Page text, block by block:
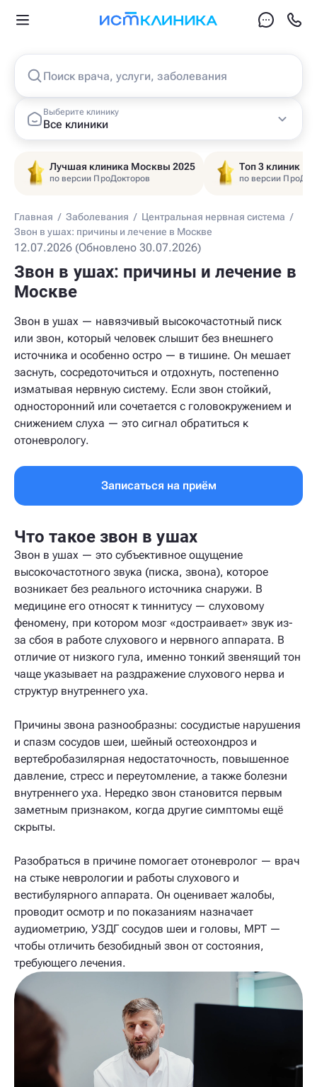
Поиск врача, услуги, заболевания
Выберите клинику
Все клиники
Лучшая клиника Москвы 2025
по версии ПроДокторов
Топ 3 клиник
по версии
Главная / Заболевания / Центральная нервная система /
Звон в ушах: причины и лечение в Москве
12.07.2026 (Обновлено 30.07.2026)
Звон в ушах: причины и лечение в
Москве
Звон в ушах — навязчивый высокочастотный писк
или звон, который человек слышит без внешнего
источника и особенно остро — в тишине. Он мешает
заснуть, сосредоточиться и отдохнуть, постепенно
изматывая нервную систему. Если звон стойкий,
односторонний или сочетается с головокружением и
снижением слуха — это сигнал обратиться к
отоневрологу.
Записаться на приём
Что такое звон в ушах
Звон в ушах — это субъективное ощущение
высокочастотного звука (писка, звона), которое
возникает без реального источника снаружи. В
медицине его относят к тиннитусу — слуховому
феномену, при котором мозг «достраивает» звук из-
за сбоя в работе слухового и нервного аппарата. В
отличие от низкого гула, именно тонкий звенящий тон
чаще указывает на раздражение слухового нерва и
структур внутреннего уха.
Причины звона разнообразны: сосудистые нарушения
и спазм сосудов шеи, шейный остеохондроз и
вертебробазилярная недостаточность, повышенное
давление, стресс и переутомление, а также болезни
внутреннего уха. Нередко звон становится первым
заметным признаком, когда другие симптомы ещё
скрыты.
Разобраться в причине помогает отоневролог — врач
на стыке неврологии и работы слухового и
вестибулярного аппарата. Он оценивает жалобы,
проводит осмотр и по показаниям назначает
аудиометрию, УЗДГ сосудов шеи и головы, МРТ —
чтобы отличить безобидный звон от состояния,
требующего лечения.